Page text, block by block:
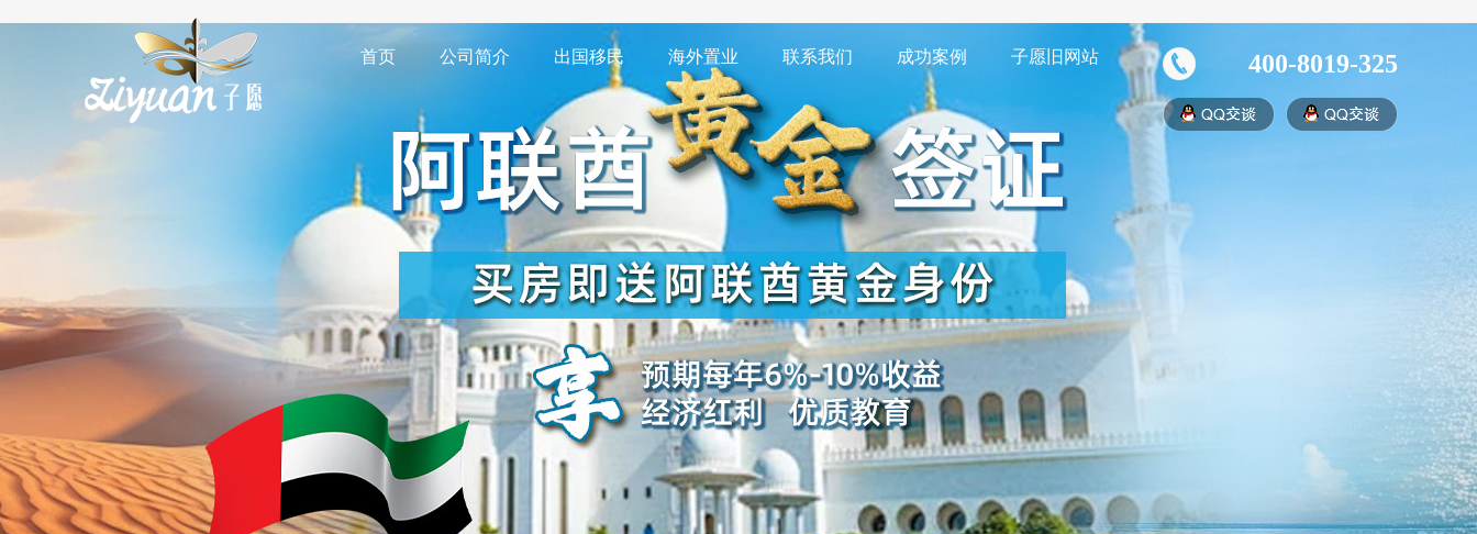
首页 公司简介 出国移民 海外置业 联系我们 成功案例 子愿旧网站 400-8019-325